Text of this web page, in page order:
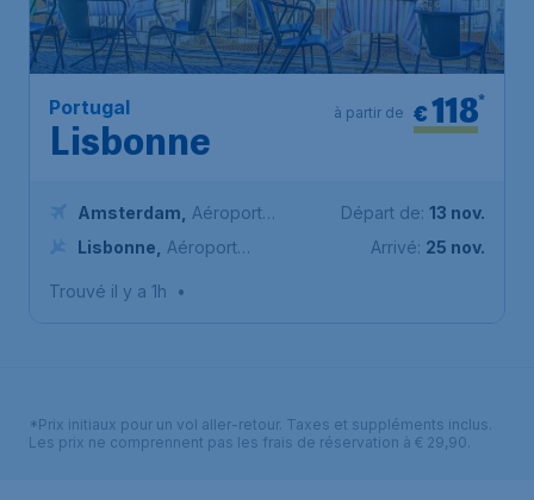
Portugal
Lisbonne
€118*
à partir de
Amsterdam
Aéroport
Schiphol (Amsterdam)
Lisbonne
Aéroport
Départ de: 13 nov.
Arrivé: 25 nov.
Trouvé il y a 1h •
*Prix initiaux pour un vol aller-retour. Taxes et suppléments inclus.
Les prix ne comprennent pas les frais de réservation à € 29,90.